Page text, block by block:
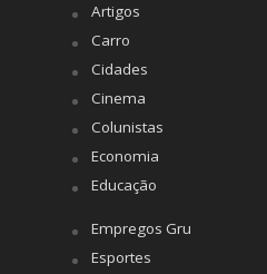
Artigos
Carro
Cidades
Cinema
Colunistas
Economia
Educação
Empregos Gru
Esportes